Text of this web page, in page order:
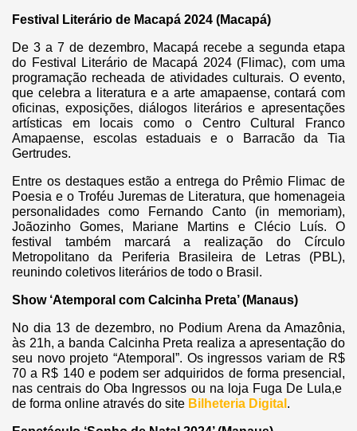
Festival Literário de Macapá 2024 (Macapá)
De 3 a 7 de dezembro, Macapá recebe a segunda etapa
do Festival Literário de Macapá 2024 (Flimac), com uma
programação recheada de atividades culturais. O evento,
que celebra a literatura e a arte amapaense, contará com
oficinas, exposições, diálogos literários e apresentações
artísticas em locais como o Centro Cultural Franco
Amapaense, escolas estaduais e o Barracão da Tia
Gertrudes.
Entre os destaques estão a entrega do Prêmio Flimac de
Poesia e o Troféu Juremas de Literatura, que homenageia
personalidades como Fernando Canto (in memoriam),
Joãozinho Gomes, Mariane Martins e Clécio Luís. O
festival também marcará a realização do Círculo
Metropolitano da Periferia Brasileira de Letras (PBL),
reunindo coletivos literários de todo o Brasil.
Show ‘Atemporal com Calcinha Preta’ (Manaus)
No dia 13 de dezembro, no Podium Arena da Amazônia,
às 21h, a banda Calcinha Preta realiza a apresentação do
seu novo projeto “Atemporal”. Os ingressos variam de R$
70 a R$ 140 e podem ser adquiridos de forma presencial,
nas centrais do Oba Ingressos ou na loja Fuga De Lula,e
de forma online através do site Bilheteria Digital .